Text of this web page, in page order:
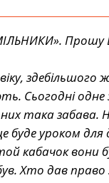
Прошу
здебільшого
Сьогодні одне
така забава.
буде уроком для
кабачок вони
Хто дав